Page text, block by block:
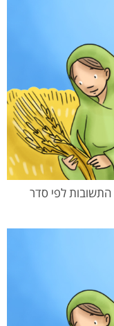
לפי סדר